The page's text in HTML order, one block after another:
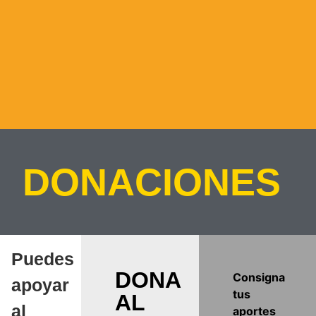
DONACIONES
Puedes
apoyar
al
DONA
AL
Consigna
tus
aportes